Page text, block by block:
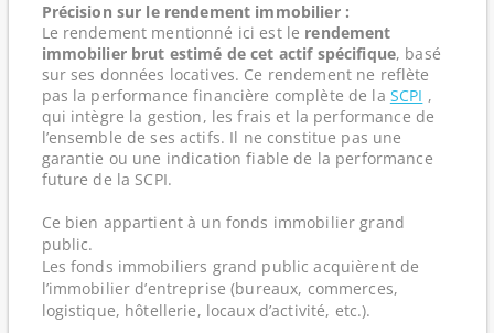
Précision sur le rendement immobilier :
Le rendement mentionné ici est le rendement
immobilier brut estimé de cet actif spécifique, basé
sur ses données locatives. Ce rendement ne reflète
pas la performance financière complète de la SCPI ,
qui intègre la gestion, les frais et la performance de
l’ensemble de ses actifs. Il ne constitue pas une
garantie ou une indication fiable de la performance
future de la SCPI.
Ce bien appartient à un fonds immobilier grand
public.
Les fonds immobiliers grand public acquièrent de
l’immobilier d’entreprise (bureaux, commerces,
logistique, hôtellerie, locaux d’activité, etc.).